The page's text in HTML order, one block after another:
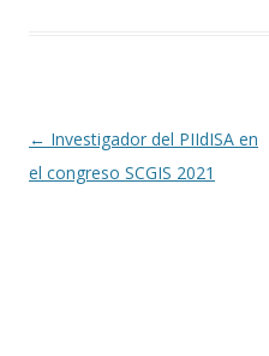
Navegación
de
← Investigador del PIIdISA en
el congreso SCGIS 2021